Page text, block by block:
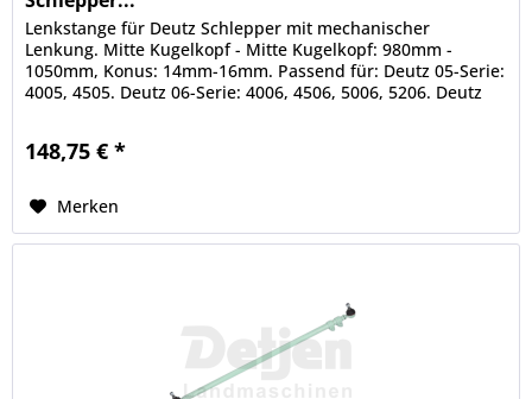
Lenkstange für Deutz Schlepper mit mechanischer
Lenkung. Mitte Kugelkopf - Mitte Kugelkopf: 980mm -
1050mm, Konus: 14mm-16mm. Passend für: Deutz 05-Serie:
4005, 4505. Deutz 06-Serie: 4006, 4506, 5006, 5206. Deutz
148,75 € *
Merken